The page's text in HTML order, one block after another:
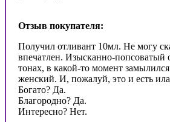
Отзыв покупателя:
Получил отливант 10мл. Не могу
впечатлен. Изысканно-попсоватый
тонах, в какой-то момент
женский. И, пожалуй, это и есть
Богато? Да.
Благородно? Да.
Интересно? Нет.